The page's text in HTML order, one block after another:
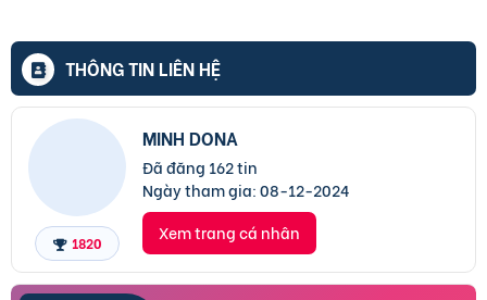
THÔNG TIN LIÊN HỆ
1820
MINH DONA
Đã đăng 162 tin
Ngày tham gia:08-12-2024
Xem trang cá nhân